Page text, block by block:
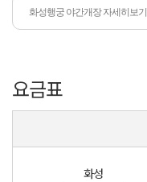
화성행궁 야간개장 자세히보기
요금표
화성